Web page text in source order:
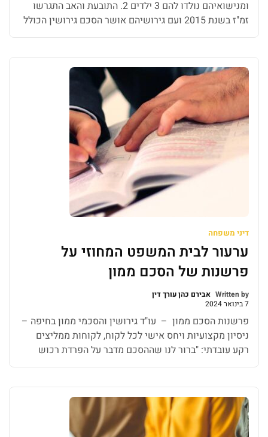
ומנישואיהם נולדו להם 3 ילדים 2. התובעת והאב התגרשו
זמ"ז בשנת 2015 ועם גירושיהם אושר הסכם גירושין הכולל
[…]
דיני משפחה
ערעור לבית המשפט המחוזי על
פרשנות של הסכם ממון
Written by אבירם כהן עורך דין
7 בינואר 2024
פרשנות הסכם ממון – עו"ד גירושין והסכמי ממון בחיפה –
ניסיון מקצועיות ויחס אישי לכל לקוח, לקוחות ממליצים
רקע עובדתי: "ברור לנו שההסכם מדבר על הפרדת רכוש
שנינו יוצגנו על-ידי עו"ד חיים לוין." וכך אף משתמע
מהוראת סע' […]